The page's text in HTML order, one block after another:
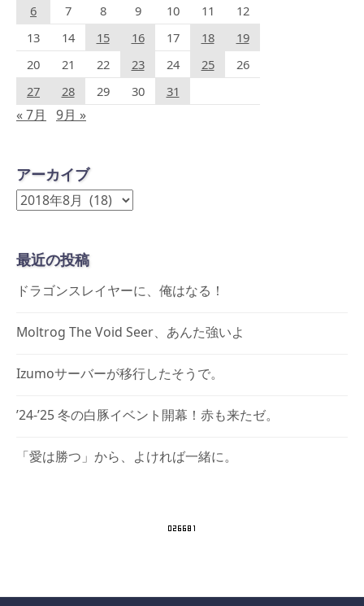
6
7 8 9 10 11
12
13
14 15 16 17 18
19
20
21 22 23 24 25
26
27
28 29 30 31
« 7月 9月 »
アーカイブ
ア
イ
最近の投稿
ドラゴンスレイヤーに、俺はなる！
Moltrog The Void Seer、あんた強いよ
Izumoサーバーが移行したそうで。
’24-’25 冬の白豚イベント開幕！赤も来たゼ。
「愛は勝つ」から、よければ一緒に。